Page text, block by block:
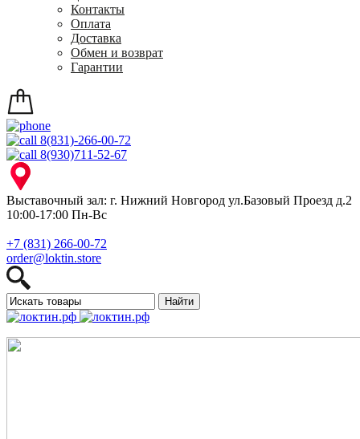
Контакты
Оплата
Доставка
Обмен и возврат
Гарантии
8(831)-266-00-72
8(930)711-52-67
Выставочный зал: г. Нижний Новгород ул.Базовый Проезд д.2
10:00-17:00 Пн-Вс
+7 (831) 266-00-72
order@loktin.store
Найти